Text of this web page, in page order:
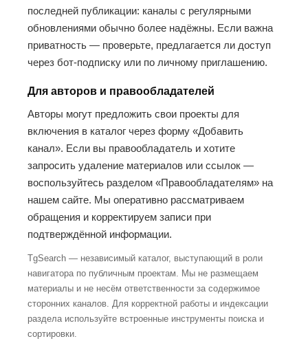
последней публикации: каналы с регулярными
обновлениями обычно более надёжны. Если важна
приватность — проверьте, предлагается ли доступ
через бот-подписку или по личному приглашению.
Для авторов и правообладателей
Авторы могут предложить свои проекты для
включения в каталог через форму «Добавить
канал». Если вы правообладатель и хотите
запросить удаление материалов или ссылок —
воспользуйтесь разделом «Правообладателям» на
нашем сайте. Мы оперативно рассматриваем
обращения и корректируем записи при
подтверждённой информации.
TgSearch — независимый каталог, выступающий в роли
навигатора по публичным проектам. Мы не размещаем
материалы и не несём ответственности за содержимое
сторонних каналов. Для корректной работы и индексации
раздела используйте встроенные инструменты поиска и
сортировки.